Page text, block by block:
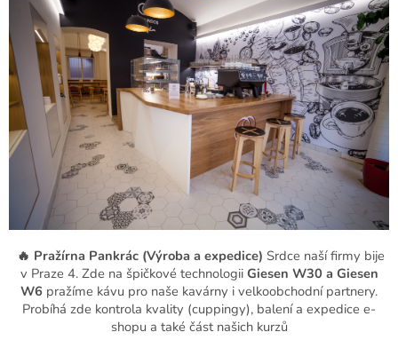
🔥 Pražírna Pankrác (Výroba a expedice) Srdce naší firmy bije
v Praze 4. Zde na špičkové technologii Giesen W30 a Giesen
W6 pražíme kávu pro naše kavárny i velkoobchodní partnery.
Probíhá zde kontrola kvality (cuppingy), balení a expedice e-
shopu a také část našich kurzů